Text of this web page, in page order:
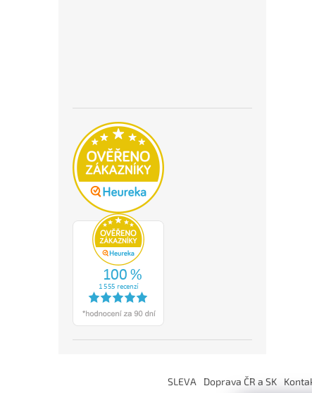
SLEVA Doprava ČR a SK